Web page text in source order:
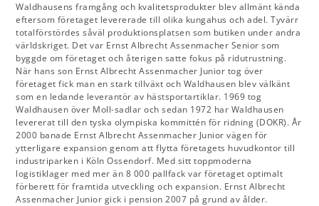
Waldhausens framgång och kvalitetsprodukter blev allmänt kända
eftersom företaget levererade till olika kungahus och adel. Tyvärr
totalförstördes såväl produktionsplatsen som butiken under andra
världskriget. Det var Ernst Albrecht Assenmacher Senior som
byggde om företaget och återigen satte fokus på ridutrustning.
När hans son Ernst Albrecht Assenmacher Junior tog över
företaget fick man en stark tillväxt och Waldhausen blev välkänt
som en ledande leverantör av hästsportartiklar. 1969 tog
Waldhausen över Moll-sadlar och sedan 1972 har Waldhausen
levererat till den tyska olympiska kommittén för ridning (DOKR). År
2000 banade Ernst Albrecht Assenmacher Junior vägen för
ytterligare expansion genom att flytta företagets huvudkontor till
industriparken i Köln Ossendorf. Med sitt toppmoderna
logistiklager med mer än 8 000 pallfack var företaget optimalt
förberett för framtida utveckling och expansion. Ernst Albrecht
Assenmacher Junior gick i pension 2007 på grund av ålder.